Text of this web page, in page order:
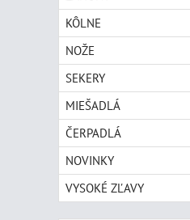
KÔLNE
NOŽE
SEKERY
MIEŠADLÁ
ČERPADLÁ
NOVINKY
VYSOKÉ ZĽAVY